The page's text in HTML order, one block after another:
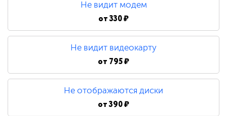
Не видит модем
от330 ₽
Не видит видеокарту
от 795 ₽
Не отображаются диски
от390 ₽